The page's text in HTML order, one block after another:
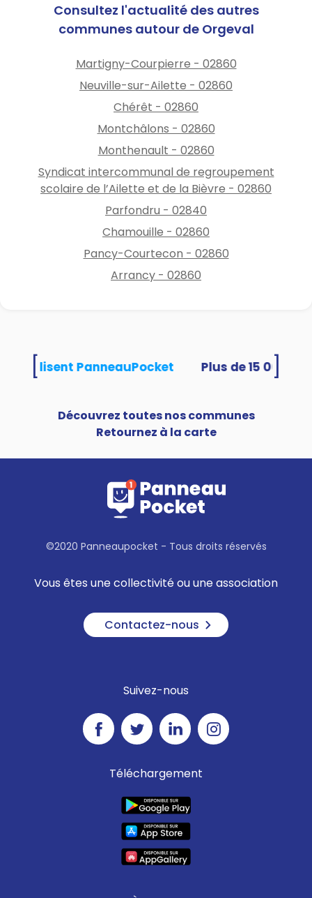
Consultez l'actualité des autres
communes autour de Orgeval
Martigny-Courpierre - 02860
Neuville-sur-Ailette - 02860
Chérêt - 02860
Montchâlons - 02860
Monthenault - 02860
Syndicat intercommunal de regroupement
scolaire de l’Ailette et de la Bièvre - 02860
Parfondru - 02840
Chamouille - 02860
Pancy-Courtecon - 02860
Arrancy - 02860
utilisent PanneauPocket
Découvrez toutes nos communes
Retournez à la carte
©2020 Panneaupocket - Tous droits réservés
Vous êtes une collectivité ou une association
Contactez-nous
Suivez-nous
Téléchargement